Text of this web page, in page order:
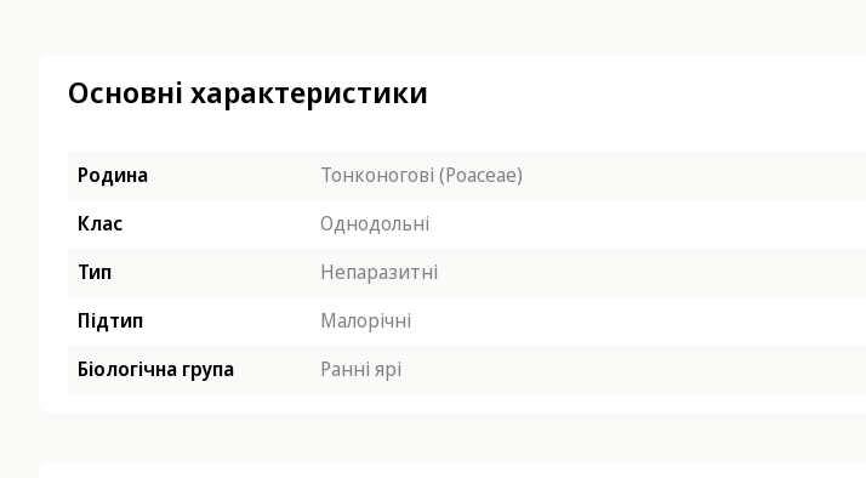
Основні характеристики
Родина
Тонконогові (Poaceae)
Клас
Однодольні
Тип
Непаразитні
Підтип
Малорічні
Біологічна група
Ранні ярі